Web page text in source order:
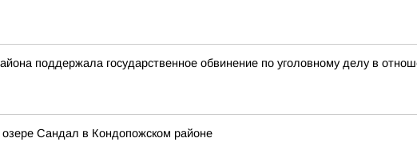
поддержала государственное обвинение по уголовному делу в
Сандал в Кондопожском районе